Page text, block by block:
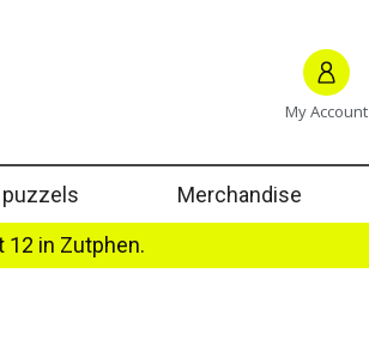
My Account
Merchandise
12 in Zutphen.